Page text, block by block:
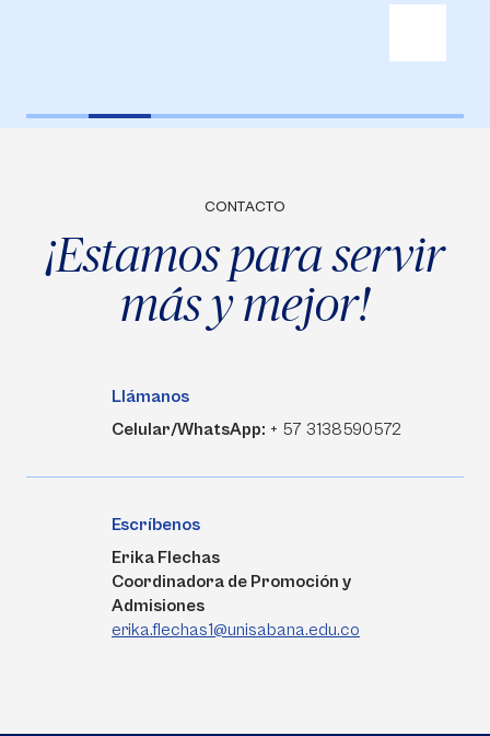
CONTACTO
¡Estamos para servir
más y mejor!
Llámanos
Celular/WhatsApp: + 57 3138590572
Escríbenos
Erika Flechas
Coordinadora de Promoción y
Admisiones
erika.flechas1@unisabana.edu.co